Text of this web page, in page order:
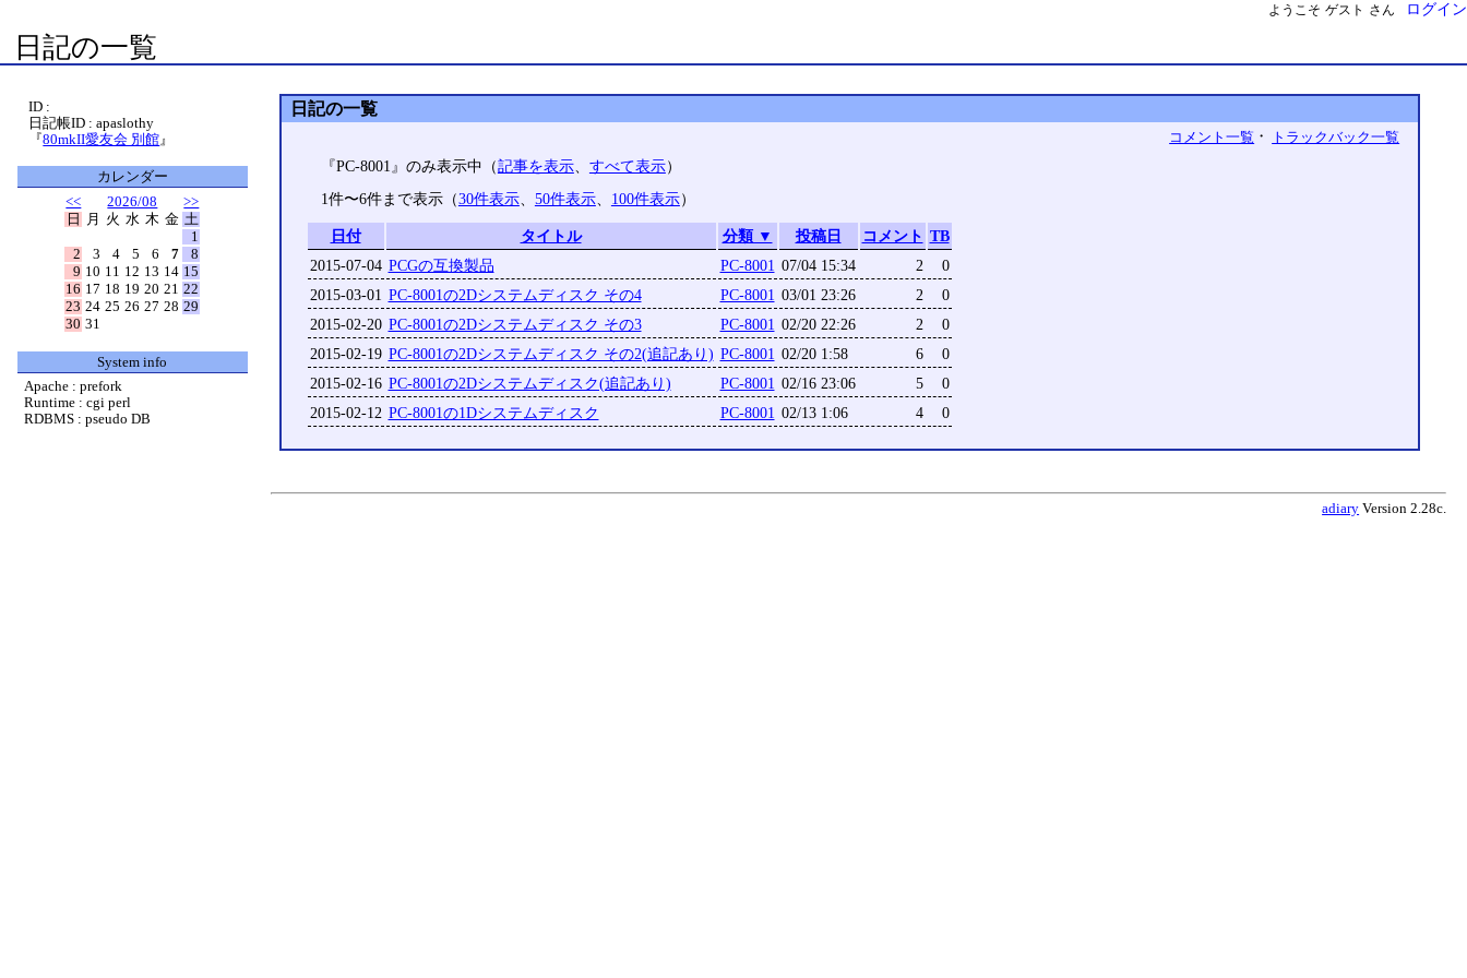
ようこそ ゲスト さん ログイン
日記の一覧
日記の一覧
コメント一覧 ・ トラックバック一覧
『PC-8001』のみ表示中（記事を表示、 すべて表示）
1件〜6件まで表示（30件表示、 50件表示、 100件表示）
日付 タイトル 分類 ▼ 投稿日 コメント TB
2015-07-04 PCGの互換製品 PC-8001 07/04 15:34 2
0
2015-03-01 PC-8001の2Dシステムディスク その4 PC-8001 03/01 23:26 2
0
2015-02-20 PC-8001の2Dシステムディスク その3 PC-8001 02/20 22:26 2
0
2015-02-19 PC-8001の2Dシステムディスク その2(追記あり) PC-8001 02/20 1:58 6
0
2015-02-16 PC-8001の2Dシステムディスク(追記あり) PC-8001 02/16 23:06 5
0
2015-02-12 PC-8001の1Dシステムディスク PC-8001 02/13 1:06 4 0
adiary Version 2.28c.
ID :
日記帳ID : apaslothy
『80mkII愛友会 別館 』
カレンダー
<<
2026/08
>>
日
月 火 水 木 金 土
1
2
3 4 5 6 7
8
9 10 11 12 13 14 15
16 17 18 19 20 21 22
23 24 25 26 27 28 29
30 31
System info
Apache : prefork
Runtime : cgi perl
RDBMS : pseudo DB